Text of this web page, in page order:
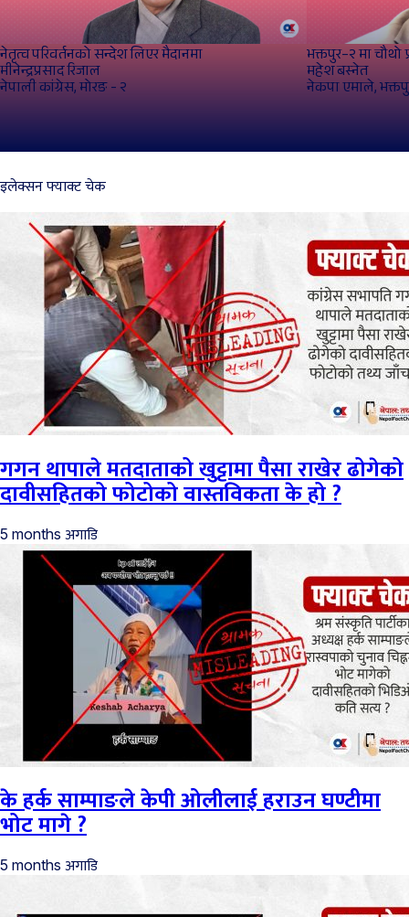
नेतृत्व परिवर्तनको सन्देश लिएर मैदानमा
मीनेन्द्रप्रसाद रिजाल
नेपाली कांग्रेस, मोरङ - २
भक्तपुर–२ मा चौथो
महेश बस्नेत
नेकपा एमाले,
इलेक्सन फ्याक्ट चेक
गगन थापाले मतदाताको खुट्टामा पैसा राखेर ढोगेको
दावीसहितको फोटोको वास्तविकता के हो ?
5 months अगाडि
के हर्क साम्पाङले केपी ओलीलाई हराउन घण्टीमा
भोट मागे ?
5 months अगाडि